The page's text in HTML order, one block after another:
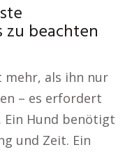
zu beachten
mehr, als ihn nur
– es erfordert
Ein Hund benötigt
und Zeit. Ein